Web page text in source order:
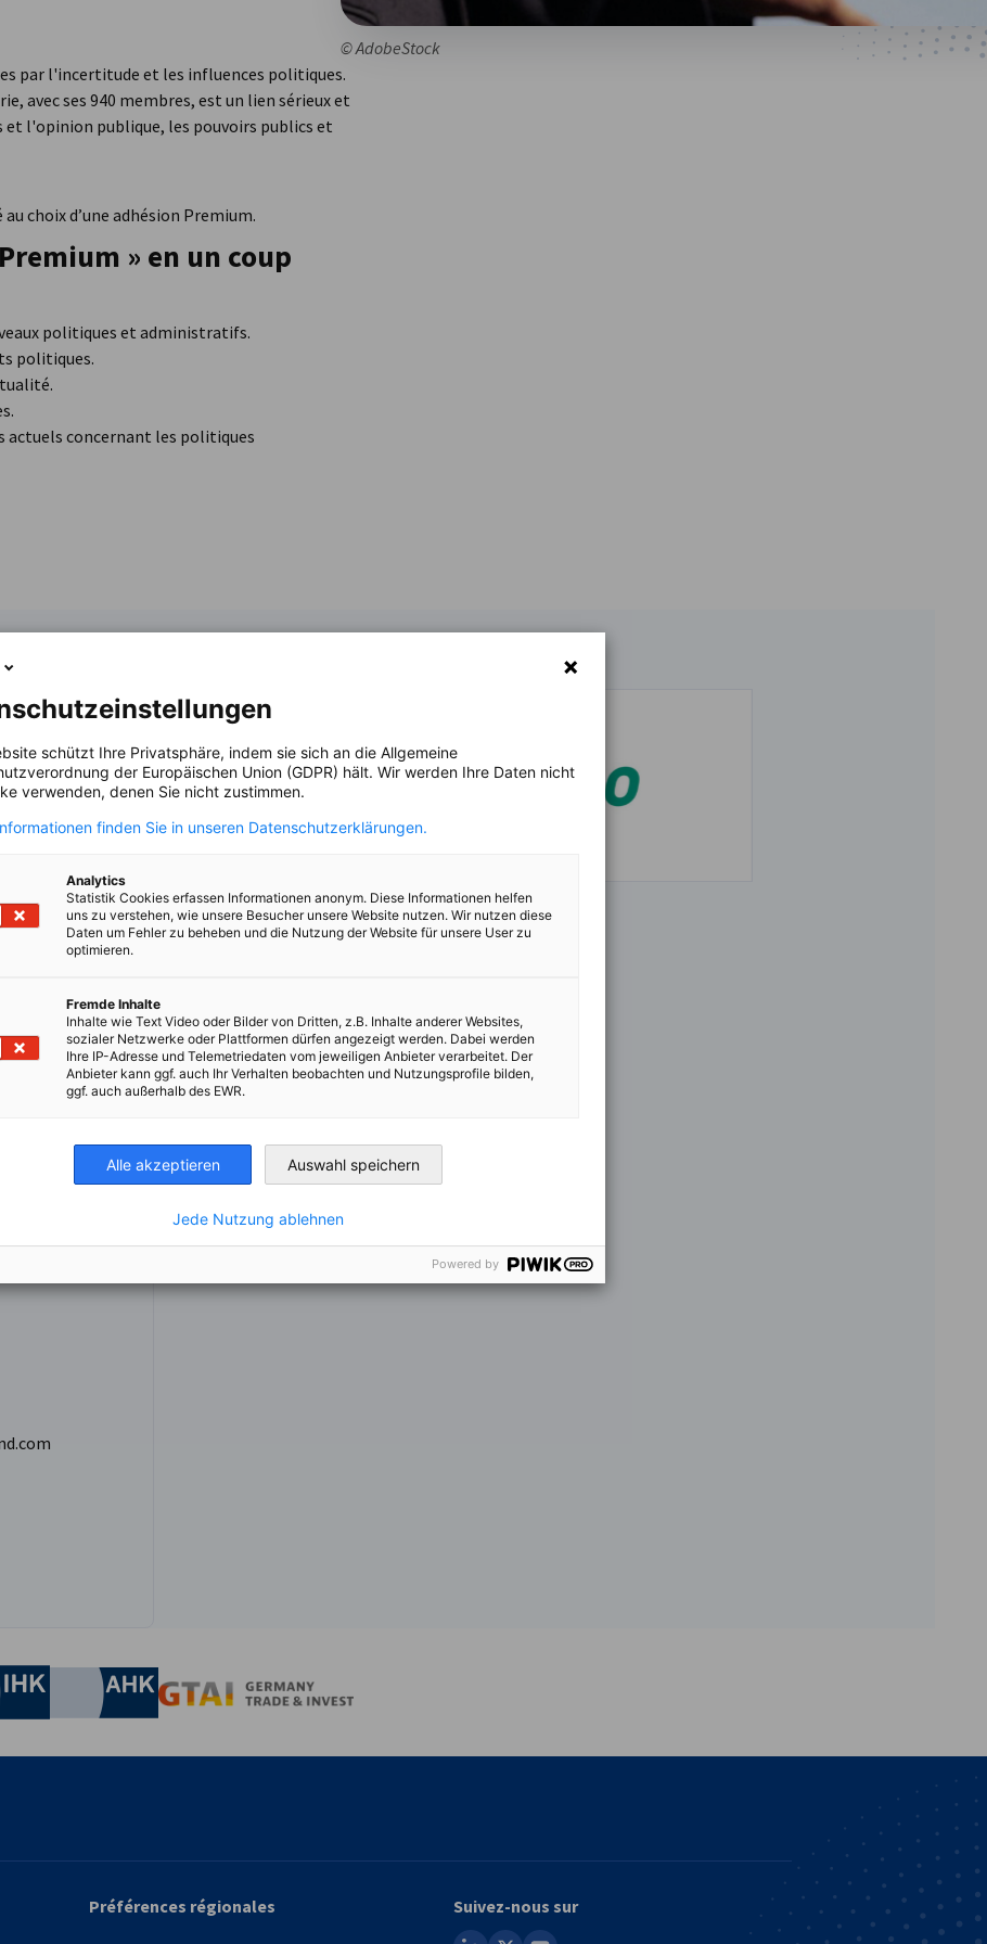
© AdobeStock
par l'incertitude et les influences politiques.
avec ses 940 membres, est un lien sérieux et
l'opinion publique, les pouvoirs publics et
choix d’une adhésion Premium.
» en un coup
politiques et administratifs.
politiques.
actuels concernant les politiques
&
Chamber of Commerce and Industry
Chamber of Commerce and Industry
AHK.de
Préférences régionales
Suivez-nous sur
schützt Ihre Privatsphäre, indem sie sich an die Allgemeine
der Europäischen Union (GDPR) hält. Wir werden Ihre Daten nicht
verwenden, denen Sie nicht zustimmen.
finden Sie in unseren Datenschutzerklärungen.
Analytics
Statistik Cookies erfassen Informationen anonym. Diese Informationen helfen
uns zu verstehen, wie unsere Besucher unsere Website nutzen. Wir nutzen diese
Daten um Fehler zu beheben und die Nutzung der Website für unsere User zu
optimieren.
Fremde Inhalte
Inhalte wie Text Video oder Bilder von Dritten, z.B. Inhalte anderer Websites,
sozialer Netzwerke oder Plattformen dürfen angezeigt werden. Dabei werden
Ihre IP-Adresse und Telemetriedaten vom jeweiligen Anbieter verarbeitet. Der
Anbieter kann ggf. auch Ihr Verhalten beobachten und Nutzungsprofile bilden,
ggf. auch außerhalb des EWR.
Alle akzeptieren Auswahl speichern
Jede Nutzung ablehnen
Powered by